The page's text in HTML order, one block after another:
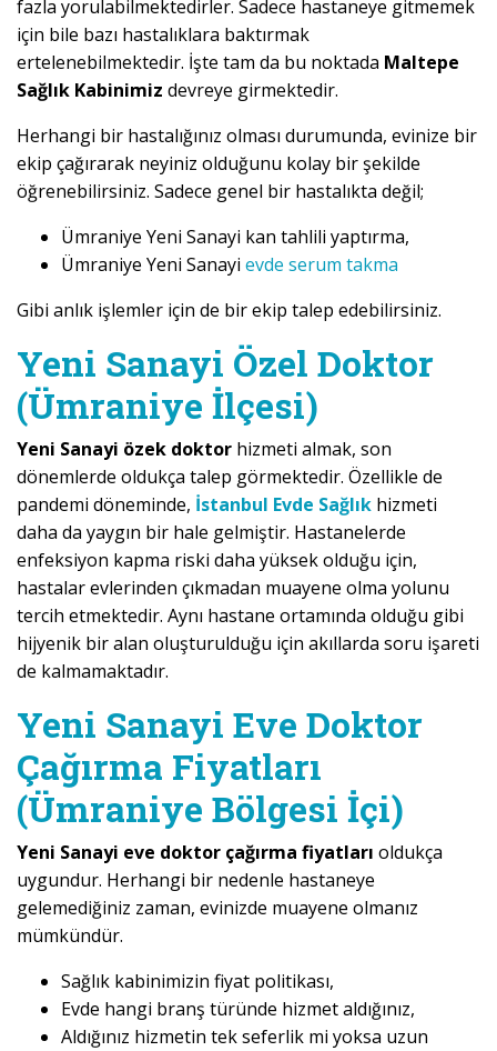
fazla yorulabilmektedirler. Sadece hastaneye gitmemek
için bile bazı hastalıklara baktırmak
ertelenebilmektedir. İşte tam da bu noktada Maltepe
Sağlık Kabinimiz devreye girmektedir.
Herhangi bir hastalığınız olması durumunda, evinize bir
ekip çağırarak neyiniz olduğunu kolay bir şekilde
öğrenebilirsiniz. Sadece genel bir hastalıkta değil;
Ümraniye Yeni Sanayi kan tahlili yaptırma,
Ümraniye Yeni Sanayi evde serum takma
Gibi anlık işlemler için de bir ekip talep edebilirsiniz.
Yeni Sanayi Özel Doktor
(Ümraniye İlçesi)
Yeni Sanayi özek doktor hizmeti almak, son
dönemlerde oldukça talep görmektedir. Özellikle de
pandemi döneminde, İstanbul Evde Sağlık hizmeti
daha da yaygın bir hale gelmiştir. Hastanelerde
enfeksiyon kapma riski daha yüksek olduğu için,
hastalar evlerinden çıkmadan muayene olma yolunu
tercih etmektedir. Aynı hastane ortamında olduğu gibi
hijyenik bir alan oluşturulduğu için akıllarda soru işareti
de kalmamaktadır.
Yeni Sanayi Eve Doktor
Çağırma Fiyatları
(Ümraniye Bölgesi İçi)
Yeni Sanayi eve doktor çağırma fiyatları oldukça
uygundur. Herhangi bir nedenle hastaneye
gelemediğiniz zaman, evinizde muayene olmanız
mümkündür.
Sağlık kabinimizin fiyat politikası,
Evde hangi branş türünde hizmet aldığınız,
Aldığınız hizmetin tek seferlik mi yoksa uzun